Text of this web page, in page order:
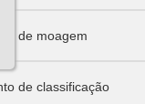
de moagem
de classificação